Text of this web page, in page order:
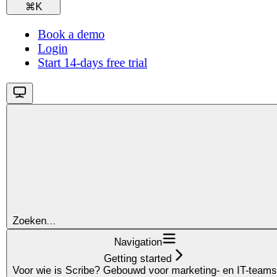
⌘ K
Book a demo
Login
Start 14-days free trial
Zoeken...
Navigation
Getting started
Voor wie is Scribe? Gebouwd voor marketing- en IT-teams